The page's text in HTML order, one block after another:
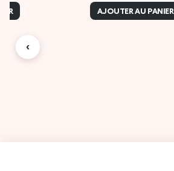
AJOUTER AU PANIER
‹